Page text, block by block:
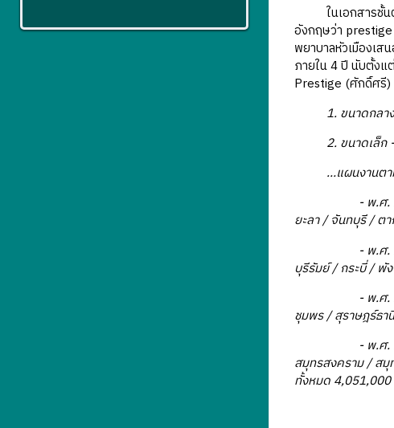
ในเอกสารชั้นต้น
อังกฤษว่า prestige
พยาบาลหัวเมืองเส
ภายใน 4 ปี นับตั้งแ
Prestige (ศักดิ์ศรี)
1. ขนาดกลา
2. ขนาดเล็ก - กํ
…แผนงานตามโ
- พ.ศ. 2477 สร้
ยะลา / จันทบุรี / ต
- พ.ศ. 2478 สร้
บุรีรัมย์ / กระบี่ / พั
- พ.ศ. 2479 สร้
ชุมพร / สุราษฎร์ธ
- พ.ศ. 2480 สร้
สมุทรสงคราม / ส
ทั้งหมด 4,051,000